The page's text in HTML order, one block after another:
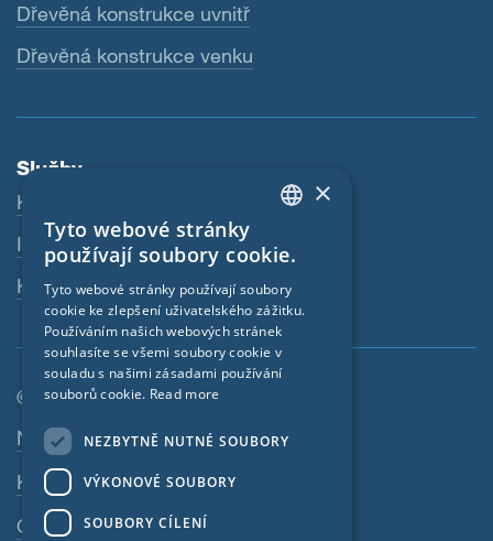
Dřevěná konstrukce uvnitř
Dřevěná konstrukce venku
Služby
Ke stažení
Internetový obchod
Kontaktní osoba
© SIGA 2026
Navigace zápatí
Nabídky práce
Kontakt
Ochrana osobních údajů
FRENCH
CZECH
×
Tyto webové stránky
používají soubory cookie.
Tyto webové stránky používají soubory
cookie ke zlepšení uživatelského zážitku.
Používáním našich webových stránek
souhlasíte se všemi soubory cookie v
souladu s našimi zásadami používání
souborů cookie. Read more
NEZBYTNĚ NUTNÉ SOUBORY
VÝKONOVÉ SOUBORY
SOUBORY CÍLENÍ